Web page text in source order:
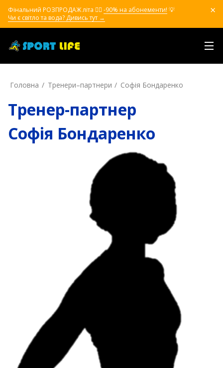
Фінальний РОЗПРОДАЖ літа ❤️‍🔥 -90% на абонементи! 💡
Чи є світло та вода? Дивись тут →
Головна Тренери–партнери Софія Бондаренко
Тренер-партнер
Софія Бондаренко